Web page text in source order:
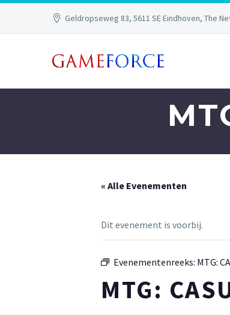
Geldropseweg 83, 5611 SE Eindhoven, The
« Alle Evenementen
Dit evenement is voorbij.
Evenementenreeks: MTG:
MTG: